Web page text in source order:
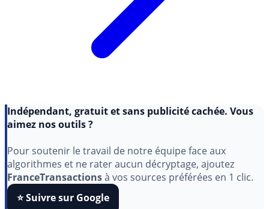
aimez nos outils ?
Pour soutenir le travail de notre équipe face aux
algorithmes et ne rater aucun décryptage, ajoutez
FranceTransactionsà vos sources préférées en 1 clic.